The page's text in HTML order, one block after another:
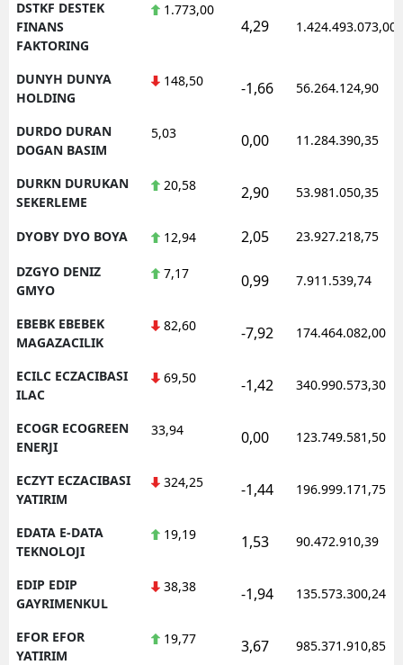
DSTKF DESTEK
FINANS
FAKTORING
1.773,00
4,29 1.424.493.073,00
DUNYH DUNYA
HOLDING
148,50 -1,66 56.264.124,90
DURDO DURAN
DOGAN BASIM
5,03 0,00 11.284.390,35
DURKN DURUKAN
SEKERLEME
20,58 2,90 53.981.050,35
DYOBY DYO BOYA 12,94 2,05 23.927.218,75
DZGYO DENIZ
GMYO
7,17 0,99 7.911.539,74
EBEBK EBEBEK
MAGAZACILIK
82,60 -7,92 174.464.082,00
ECILC ECZACIBASI
ILAC
69,50 -1,42 340.990.573,30
ECOGR ECOGREEN
ENERJI
33,94 0,00 123.749.581,50
ECZYT ECZACIBASI
YATIRIM
324,25 -1,44 196.999.171,75
EDATA E-DATA
TEKNOLOJI
19,19 1,53 90.472.910,39
EDIP EDIP
GAYRIMENKUL
38,38 -1,94 135.573.300,24
EFOR EFOR
YATIRIM
19,77 3,67 985.371.910,85